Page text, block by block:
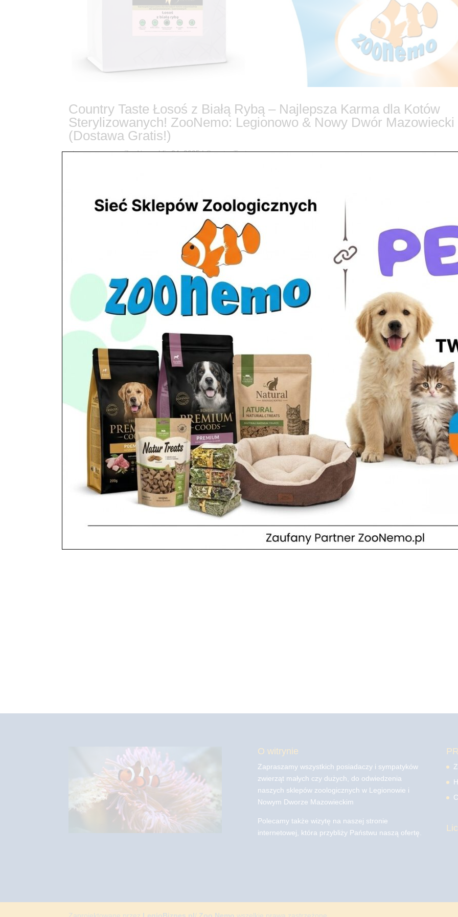
Country Taste Łosoś z Białą Rybą – Najlepsza Karma dla Kotów
Sterylizowanych! ZooNemo: Legionowo & Nowy Dwór Mazowiecki
(Dostawa Gratis!)
utworzone przezZooNemo|lis 24, 2025|Country Taste
wszystkim wspiera...
O witrynie
Zapraszamy wszystkich posiadaczy i sympatyków
zwierząt małych czy dużych, do odwiedzenia
naszych sklepów zoologicznych w Legionowie i
Nowym Dworze Mazowieckim
Polecamy także wizytę na naszej stronie
internetowej, która przybliży Państwu naszą ofertę.